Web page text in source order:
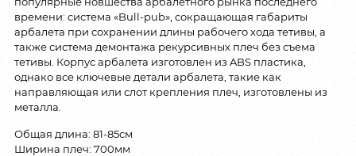
времени: система «Bull-pub», сокращающая габариты
арбалета при сохранении длины рабочего хода тетивы, а
также система демонтажа рекурсивных плеч без съема
тетивы. Корпус арбалета изготовлен из ABS пластика,
однако все ключевые детали арбалета, такие как
направляющая или слот крепления плеч, изготовлены из
металла.
Общая длина: 81-85см
Ширина плеч: 700мм